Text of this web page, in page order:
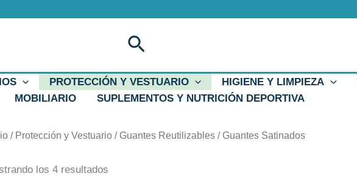
Buscar
PROTECCIÓN Y VESTUARIO HIGIENE Y LIMPIEZA
MOBILIARIO SUPLEMENTOS Y NUTRICIÓN DEPORTIVA
/ Protección y Vestuario / Guantes Reutilizables / Guantes Satinados
los 4 resultados